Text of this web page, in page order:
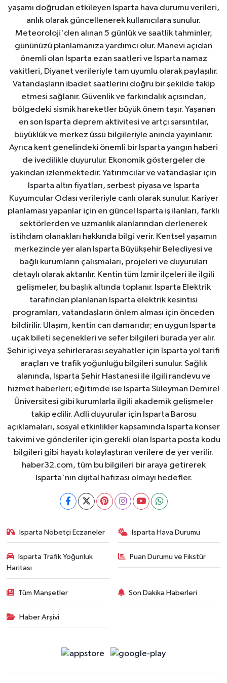
yaşamı doğrudan etkileyen Isparta hava durumu verileri,
anlık olarak güncellenerek kullanıcılara sunulur.
Meteoroloji'den alınan 5 günlük ve saatlik tahminler,
gününüzü planlamanıza yardımcı olur. Manevi açıdan
önemli olan Isparta ezan saatleri ve Isparta namaz
vakitleri, Diyanet verileriyle tam uyumlu olarak paylaşılır.
Vatandaşların ibadet saatlerini doğru bir şekilde takip
etmesi sağlanır. Güvenlik ve farkındalık açısından,
bölgedeki sismik hareketler büyük önem taşır. Yaşanan
en son Isparta deprem aktivitesi ve artçı sarsıntılar,
büyüklük ve merkez üssü bilgileriyle anında yayınlanır.
Ayrıca kent genelindeki önemli bir Isparta yangın haberi
de ivedilikle duyurulur. Ekonomik göstergeler de
yakından izlenmektedir. Yatırımcılar ve vatandaşlar için
Isparta altın fiyatları, serbest piyasa ve Isparta
Kuyumcular Odası verileriyle canlı olarak sunulur. Kariyer
planlaması yapanlar için en güncel Isparta iş ilanları, farklı
sektörlerden ve uzmanlık alanlarından derlenerek
istihdam olanakları hakkında bilgi verir. Kentsel yaşamın
merkezinde yer alan Isparta Büyükşehir Belediyesi ve
bağlı kurumların çalışmaları, projeleri ve duyuruları
detaylı olarak aktarılır. Kentin tüm İzmir ilçeleri ile ilgili
gelişmeler, bu başlık altında toplanır. Isparta Elektrik
tarafından planlanan Isparta elektrik kesintisi
programları, vatandaşların önlem alması için önceden
bildirilir. Ulaşım, kentin can damarıdır; en uygun Isparta
uçak bileti seçenekleri ve sefer bilgileri burada yer alır.
Şehir içi veya şehirlerarası seyahatler için Isparta yol tarifi
araçları ve trafik yoğunluğu bilgileri sunulur. Sağlık
alanında, Isparta Şehir Hastanesi ile ilgili randevu ve
hizmet haberleri; eğitimde ise Isparta Süleyman Demirel
Üniversitesi gibi kurumlarla ilgili akademik gelişmeler
takip edilir. Adli duyurular için Isparta Barosu
açıklamaları, sosyal etkinlikler kapsamında Isparta konser
takvimi ve gönderiler için gerekli olan Isparta posta kodu
bilgileri gibi hayatı kolaylaştıran verilere de yer verilir.
haber32.com, tüm bu bilgileri bir araya getirerek
Isparta'nın dijital hafızası olmayı hedefler.
Isparta Nöbetçi Eczaneler Isparta Hava Durumu
Isparta Trafik Yoğunluk
Haritası
Puan Durumu ve Fikstür
Tüm Manşetler Son Dakika Haberleri
Haber Arşivi